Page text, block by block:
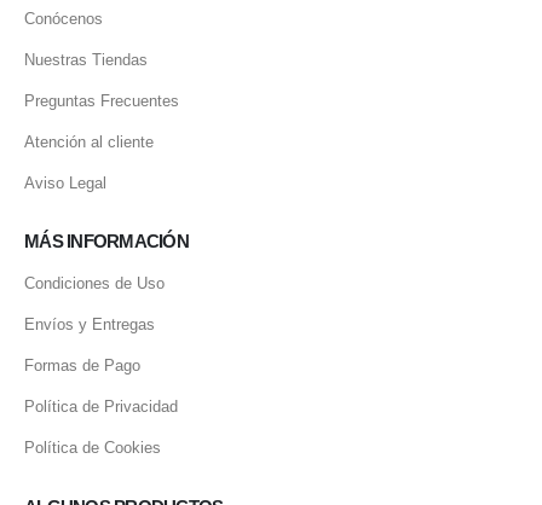
Conócenos
Nuestras Tiendas
Preguntas Frecuentes
Atención al cliente
Aviso Legal
MÁS INFORMACIÓN
Condiciones de Uso
Envíos y Entregas
Formas de Pago
Política de Privacidad
Política de Cookies